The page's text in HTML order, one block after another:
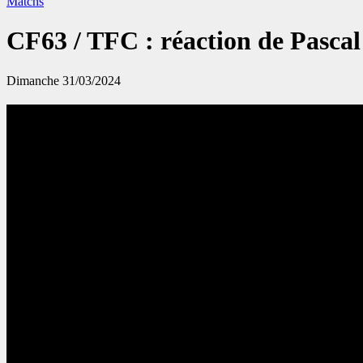
CF63 / TFC : réaction de
Dimanche 31/03/2024